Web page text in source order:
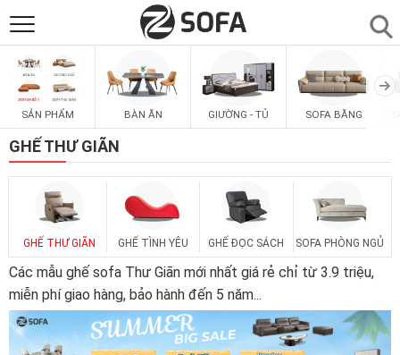
SẢN PHẨM
SOFAS
PHÒNG ĂN
PHÒNG NGỦ ▼
PHÒNG KHÁCH
LIÊN HỆ
SẢN PHẨM BÀN ĂN GIƯỜNG - TỦ SOFA BĂNG
GHẾ THƯ GIÃN
GHẾ THƯ GIÃN GHẾ TÌNH YÊU GHẾ ĐỌC SÁCH SOFA PHÒNG NGỦ
Các mẫu ghế sofa Thư Giãn mới nhất giá rẻ chỉ từ 3.9 triệu,
miễn phí giao hàng, bảo hành đến 5 năm...